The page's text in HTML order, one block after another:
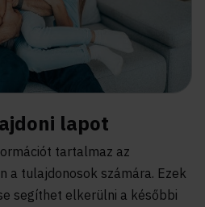
lapot
tartalmaz az
a tulajdonosok számára. Ezek
segíthet elkerülni a későbbi